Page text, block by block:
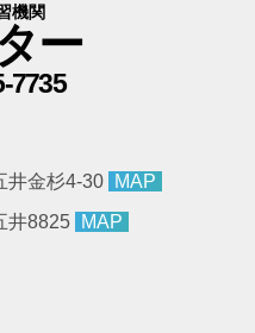
機関
ー
7735
井金杉4-30
MAP
井8825 MAP